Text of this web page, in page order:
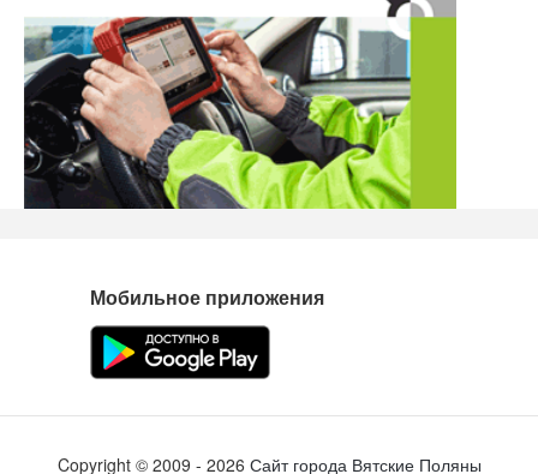
Мобильное приложения
Copyright © 2009 - 2026 Сайт города Вятские Поляны